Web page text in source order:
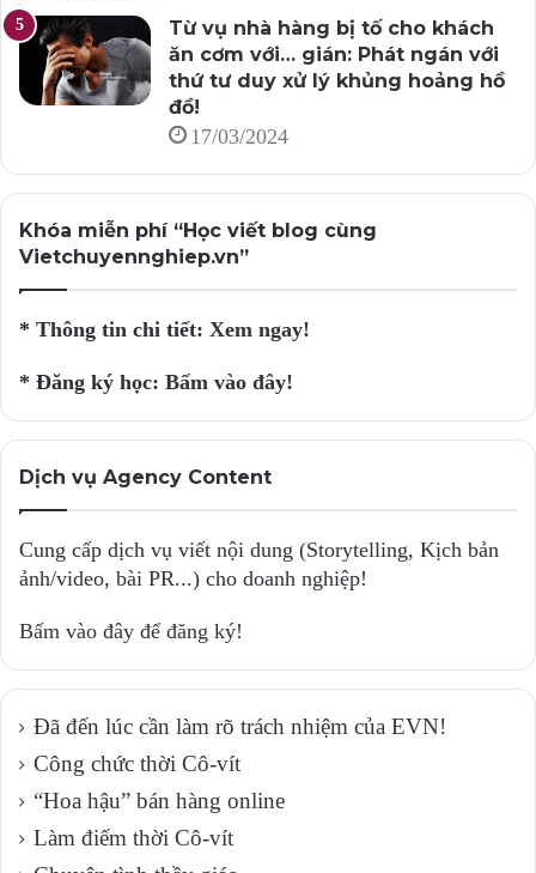
Từ vụ nhà hàng bị tố cho khách
ăn cơm với… gián: Phát ngán với
thứ tư duy xử lý khủng hoảng hồ
đồ!
17/03/2024
Khóa miễn phí “Học viết blog cùng
Vietchuyennghiep.vn”
* Thông tin chi tiết: Xem ngay!
* Đăng ký học: Bấm vào đây!
Dịch vụ Agency Content
Cung cấp dịch vụ viết nội dung (Storytelling, Kịch bản
ảnh/video, bài PR...) cho doanh nghiệp!
Bấm vào đây để đăng ký!
Đã đến lúc cần làm rõ trách nhiệm của EVN!
Công chức thời Cô-vít
“Hoa hậu” bán hàng online
Làm điếm thời Cô-vít